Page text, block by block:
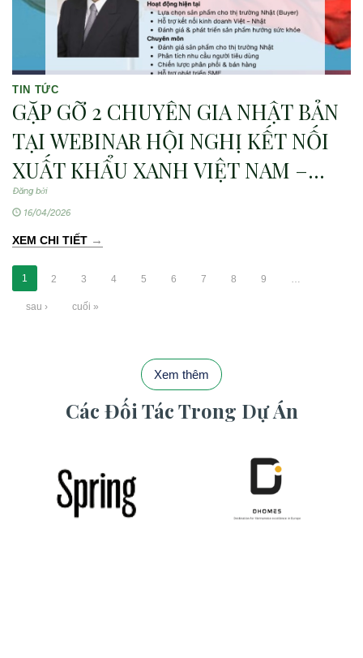
TIN TỨC
GẶP GỠ 2 CHUYÊN GIA NHẬT BẢN
TẠI WEBINAR HỘI NGHỊ KẾT NỐI
XUẤT KHẨU XANH VIỆT NAM –
NHẬT BẢN
Đăng bởi
16/04/2026
XEM CHI TIẾT →
1 2 3 4 5 6 7 8 9
sau › cuối »
Xem thêm
Các Đối Tác Trong Dự Án